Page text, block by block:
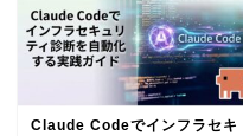
Claude Codeでインフラセキ